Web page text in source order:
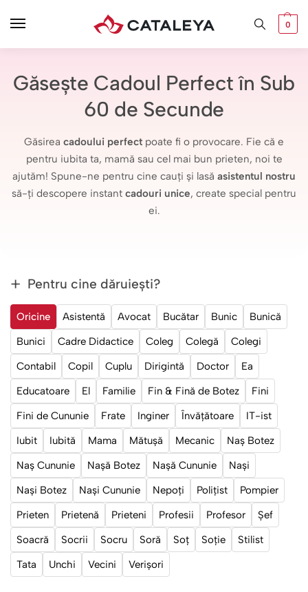
0
Găsește Cadoul Perfect în Sub
60 de Secunde
Găsirea cadoului perfect poate fi o provocare. Fie că e
pentru iubita ta, mamă sau cel mai bun prieten, noi te
ajutăm! Spune-ne pentru cine cauți și lasă asistentul nostru
să-ți descopere instant cadouri unice, create special pentru
ei.
Pentru cine dăruiești?
Oricine Asistentă Avocat Bucătar Bunic
Bunică
Bunici
Cadre Didactice Coleg Colegă
Colegi
Contabil
Copil Cuplu Dirigintă Doctor
Ea
Educatoare
El Familie Fin & Fină de Botez
Fini
Fini de Cununie
Frate Inginer Învățătoare
IT-ist
Iubit
Iubită Mama Mătușă Mecanic
Naș Botez
Naș Cununie
Nașă Botez Nașă Cununie
Nași
Nași Botez
Nași Cununie Nepoți Polițist
Pompier
Prieten
Prietenă Prieteni Profesii Profesor
Șef
Soacră
Socrii Socru Soră Soț Soție
Stilist
Tata
Unchi Vecini Verișori